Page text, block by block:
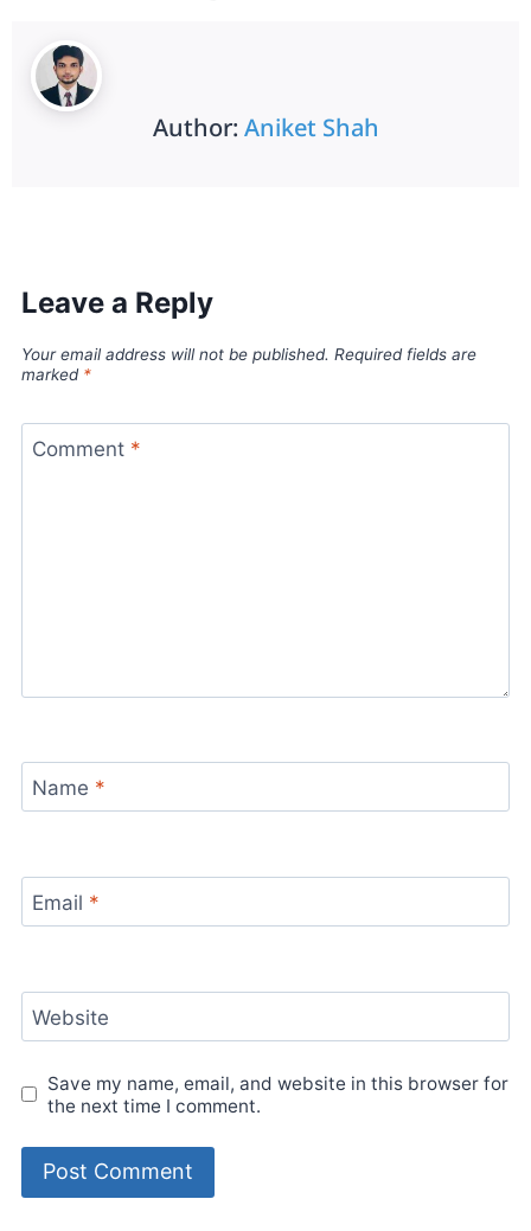
Author: Aniket Shah
Leave a Reply
Your email address will not be published. Required fields are
marked *
Comment *
Name *
Email *
Website
Save my name, email, and website in this browser for
the next time I comment.